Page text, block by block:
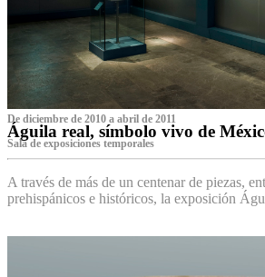
De diciembre de 2010 a abril de 2011
Águila real, símbolo vivo de
Sala de exposiciones temporales
A través de más de un centenar de piezas,
prehispánicos e históricos, la exposición